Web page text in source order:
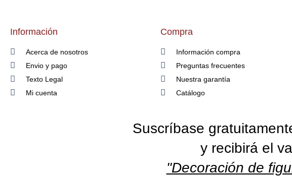
Información
Acerca de nosotros
Envio y pago
Texto Legal
Mi cuenta
Compra
Información compra
Preguntas frecuentes
Nuestra garantía
Catálogo
Suscríbase
y recibirá el
"Decoración de